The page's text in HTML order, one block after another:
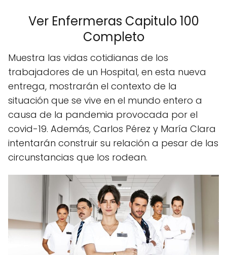
Ver Enfermeras Capitulo 100
Completo
Muestra las vidas cotidianas de los
trabajadores de un Hospital, en esta nueva
entrega, mostrarán el contexto de la
situación que se vive en el mundo entero a
causa de la pandemia provocada por el
covid-19. Además, Carlos Pérez y María Clara
intentarán construir su relación a pesar de las
circunstancias que los rodean.